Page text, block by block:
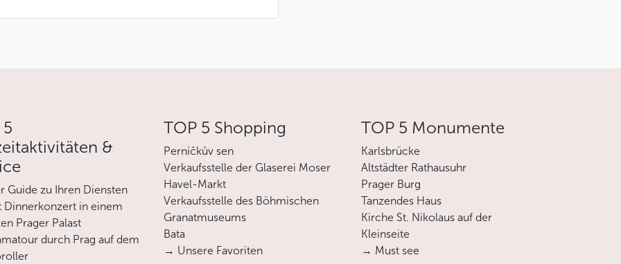
gebührenfrei
Beginn: Berechnung des vollen Betrags
Weniger
&
Guide zu Ihren Diensten
Dinnerkonzert in einem
Prager Palast
durch Prag auf dem
TOP 5 Shopping
Perníčkův sen
Verkaufsstelle der Glaserei Moser
Havel-Markt
Verkaufsstelle des Böhmischen
Granatmuseums
Bata
→ Unsere Favoriten
TOP 5 Monumente
Karlsbrücke
Altstädter Rathausuhr
Prager Burg
Tanzendes Haus
Kirche St. Nikolaus auf der
Kleinseite
→ Must see